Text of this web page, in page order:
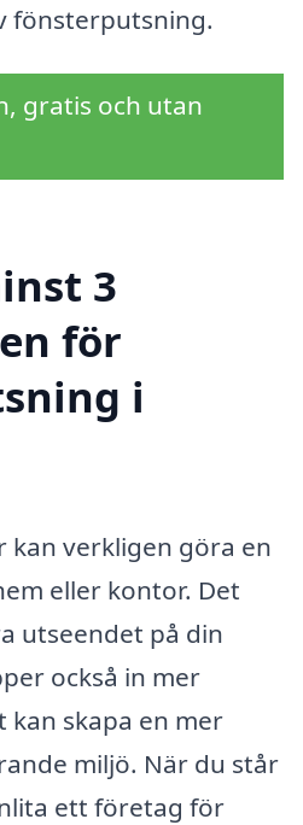
fönsterputsning.
gratis och utan
3
för
i
kan verkligen göra en
eller kontor. Det
utseendet på din
också in mer
skapa en mer
miljö. När du står
ett företag för